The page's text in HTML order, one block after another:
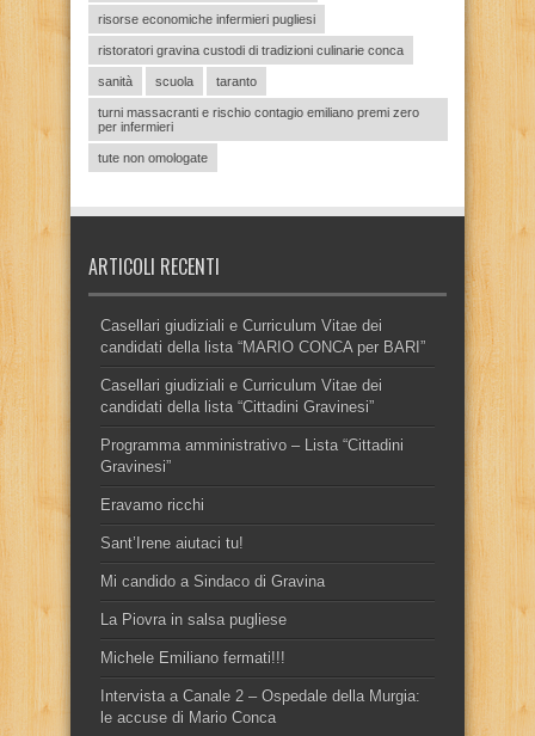
risorse economiche infermieri pugliesi
ristoratori gravina custodi di tradizioni culinarie conca
sanità scuola taranto
turni massacranti e rischio contagio emiliano premi zero
per infermieri
tute non omologate
ARTICOLI RECENTI
Casellari giudiziali e Curriculum Vitae dei
candidati della lista “MARIO CONCA per BARI”
Casellari giudiziali e Curriculum Vitae dei
candidati della lista “Cittadini Gravinesi”
Programma amministrativo – Lista “Cittadini
Gravinesi”
Eravamo ricchi
Sant’Irene aiutaci tu!
Mi candido a Sindaco di Gravina
La Piovra in salsa pugliese
Michele Emiliano fermati!!!
Intervista a Canale 2 – Ospedale della Murgia:
le accuse di Mario Conca